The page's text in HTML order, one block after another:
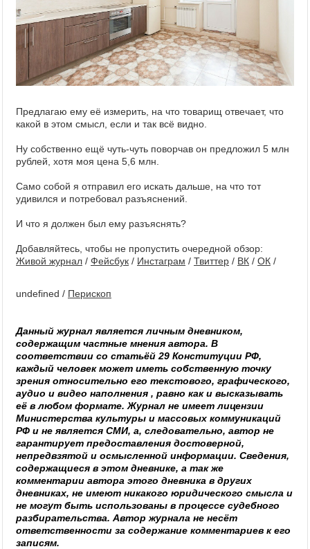
Предлагаю ему её измерить, на что товарищ отвечает, что
какой в этом смысл, если и так всё видно.
Ну собственно ещё чуть-чуть поворчав он предложил 5 млн
рублей, хотя моя цена 5,6 млн.
Само собой я отправил его искать дальше, на что тот
удивился и потребовал разъяснений.
И что я должен был ему разъяснять?
Добавляйтесь, чтобы не пропустить очередной обзор:
Живой журнал / Фейсбук / Инстаграм / Твиттер / ВК / ОК /
undefined / Перископ
Данный журнал является личным дневником,
содержащим частные мнения автора. В
соответствии со статьёй 29 Конституции РФ,
каждый человек может иметь собственную точку
зрения относительно его текстового, графического,
аудио и видео наполнения , равно как и высказывать
её в любом формате. Журнал не имеет лицензии
Министерства культуры и массовых коммуникаций
РФ и не является СМИ, а, следовательно, автор не
гарантирует предоставления достоверной,
непредвзятой и осмысленной информации. Сведения,
содержащиеся в этом дневнике, а так же
комментарии автора этого дневника в других
дневниках, не имеют никакого юридического смысла и
не могут быть использованы в процессе судебного
разбирательства. Автор журнала не несёт
ответственности за содержание комментариев к его
записям.